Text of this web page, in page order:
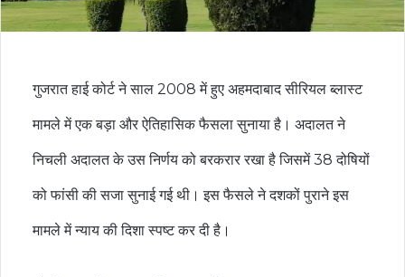
गुजरात हाई कोर्ट ने साल 2008 में हुए अहमदाबाद सीरियल ब्लास्ट
मामले में एक बड़ा और ऐतिहासिक फैसला सुनाया है। अदालत ने
निचली अदालत के उस निर्णय को बरकरार रखा है जिसमें 38 दोषियों
को फांसी की सजा सुनाई गई थी। इस फैसले ने दशकों पुराने इस
मामले में न्याय की दिशा स्पष्ट कर दी है।